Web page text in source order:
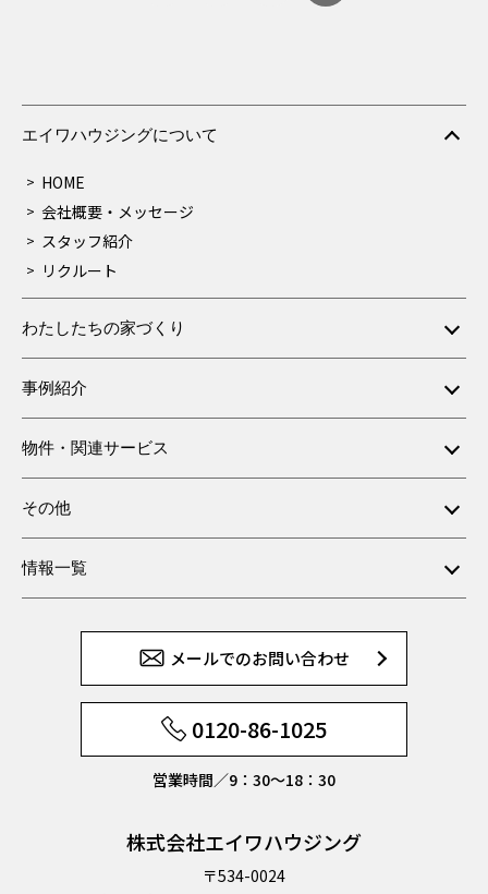
エイワハウジングについて
HOME
会社概要・メッセージ
スタッフ紹介
リクルート
わたしたちの家づくり
事例紹介
物件・関連サービス
その他
情報一覧
メールでのお問い合わせ
0120-86-1025
営業時間／9：30〜18：30
株式会社エイワハウジング
〒534-0024